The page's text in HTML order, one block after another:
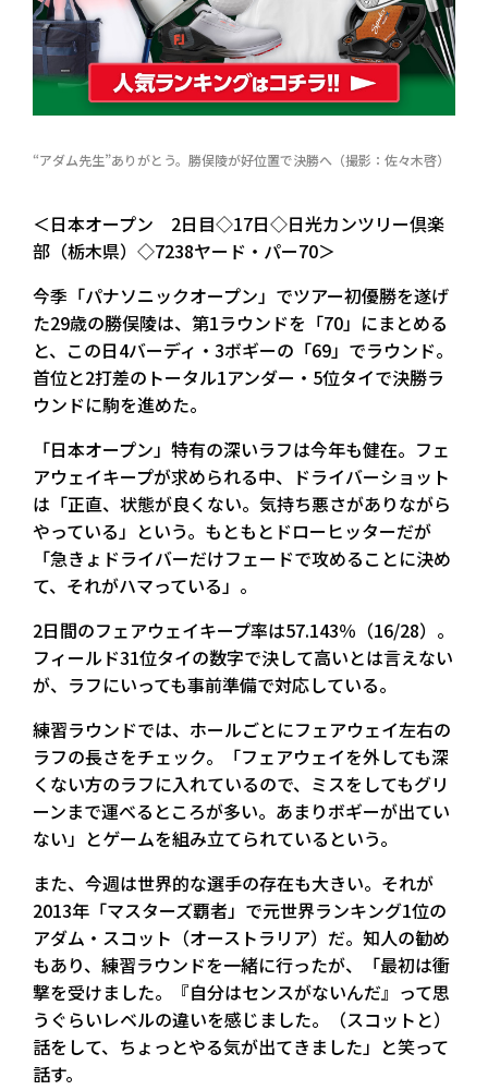
“アダム先生”ありがとう。勝俣陵が好位置で決勝へ（撮影：佐々木啓）
＜日本オープン 2日目◇17日◇日光カンツリー倶楽
部（栃木県）◇7238ヤード・パー70＞
今季「パナソニックオープン」でツアー初優勝を遂げ
た29歳の勝俣陵は、第1ラウンドを「70」にまとめる
と、この日4バーディ・3ボギーの「69」でラウンド。
首位と2打差のトータル1アンダー・5位タイで決勝ラ
ウンドに駒を進めた。
「日本オープン」特有の深いラフは今年も健在。フェ
アウェイキープが求められる中、ドライバーショット
は「正直、状態が良くない。気持ち悪さがありながら
やっている」という。もともとドローヒッターだが
「急きょドライバーだけフェードで攻めることに決め
て、それがハマっている」。
2日間のフェアウェイキープ率は57.143％（16/28）。
フィールド31位タイの数字で決して高いとは言えない
が、ラフにいっても事前準備で対応している。
練習ラウンドでは、ホールごとにフェアウェイ左右の
ラフの長さをチェック。「フェアウェイを外しても深
くない方のラフに入れているので、ミスをしてもグリ
ーンまで運べるところが多い。あまりボギーが出てい
ない」とゲームを組み立てられているという。
また、今週は世界的な選手の存在も大きい。それが
2013年「マスターズ覇者」で元世界ランキング1位の
アダム・スコット（オーストラリア）だ。知人の勧め
もあり、練習ラウンドを一緒に行ったが、「最初は衝
撃を受けました。『自分はセンスがないんだ』って思
うぐらいレベルの違いを感じました。（スコットと）
話をして、ちょっとやる気が出てきました」と笑って
話す。